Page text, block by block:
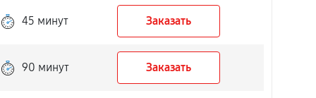
45 минут Заказать
90 минут Заказать